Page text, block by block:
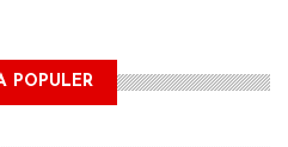
POPULER